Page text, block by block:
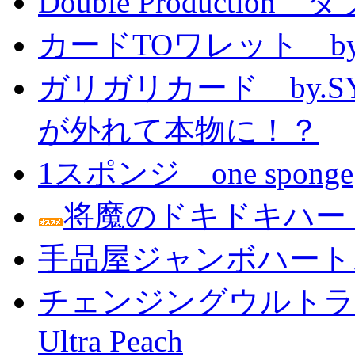
カードTOワレット
ガリガリカード
が外れて本物に！？
1スポンジ one sponge
将魔のドキドキハ
手品屋ジャンボハー
チェンジングウルト
Ultra Peach